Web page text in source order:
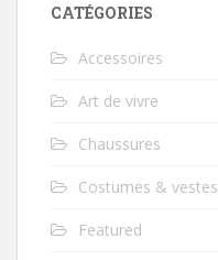
CATÉGORIES
Accessoires
Art de vivre
Chaussures
Costumes & vestes
Featured